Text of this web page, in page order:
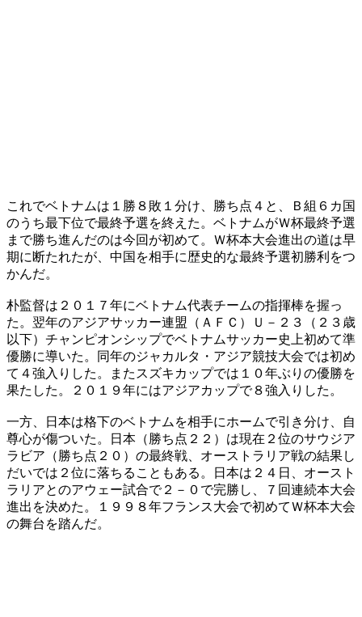
これでベトナムは１勝８敗１分け、勝ち点４と、Ｂ組６カ国
のうち最下位で最終予選を終えた。ベトナムがＷ杯最終予選
まで勝ち進んだのは今回が初めて。Ｗ杯本大会進出の道は早
期に断たれたが、中国を相手に歴史的な最終予選初勝利をつ
かんだ。
朴監督は２０１７年にベトナム代表チームの指揮棒を握っ
た。翌年のアジアサッカー連盟（ＡＦＣ）Ｕ－２３（２３歳
以下）チャンピオンシップでベトナムサッカー史上初めて準
優勝に導いた。同年のジャカルタ・アジア競技大会では初め
て４強入りした。またスズキカップでは１０年ぶりの優勝を
果たした。２０１９年にはアジアカップで８強入りした。
一方、日本は格下のベトナムを相手にホームで引き分け、自
尊心が傷ついた。日本（勝ち点２２）は現在２位のサウジア
ラビア（勝ち点２０）の最終戦、オーストラリア戦の結果し
だいでは２位に落ちることもある。日本は２４日、オースト
ラリアとのアウェー試合で２－０で完勝し、７回連続本大会
進出を決めた。１９９８年フランス大会で初めてＷ杯本大会
の舞台を踏んだ。